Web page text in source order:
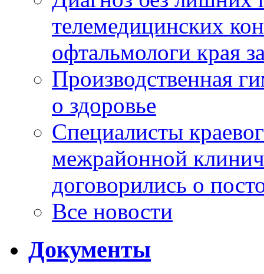
телемедицинских
офтальмологи края
Производственная
о здоровье
Специалисты
межрайонной
договорились о
Все новости
Документы